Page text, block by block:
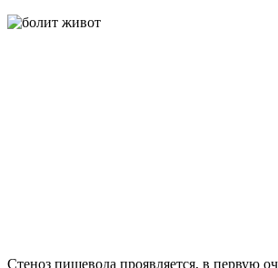
Стеноз пищевода проявляется, в первую